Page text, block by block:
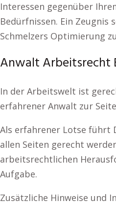
Interessen gegenüber
Bedürfnissen. Ein
Schmelzers Optimierung
Anwalt Arbeitsrecht
In der Arbeitswelt ist
erfahrener Anwalt zur
Als erfahrener Lotse führt
allen Seiten gerecht
arbeitsrechtlichen
Aufgabe.
Zusätzliche Hinweise und